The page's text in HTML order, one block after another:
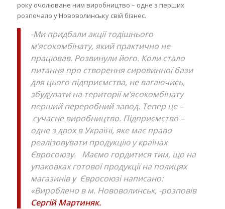
року очолюване ним виробництво – одне з перших
розпочало у Нововолинську свій бізнес.
-Ми придбали акції тодішнього
м’ясокомбінату, який практично не
працював. Розвинули його. Коли стало
питання про створення сировинної бази
для цього підприємства, не вагаючись,
збудувати на території м’ясокомбінату
перший переробний завод. Тепер це –
сучасне виробництво. Підприємство –
одне з двох в Україні, яке має право
реалізовувати продукцію у країнах
Євросоюзу. Маємо гордитися тим, що на
упаковках готової продукції на полицях
магазинів у Євросоюзі написано:
«Вироблено в м. Нововолинськ, -розповів
Сергій Мартиняк.